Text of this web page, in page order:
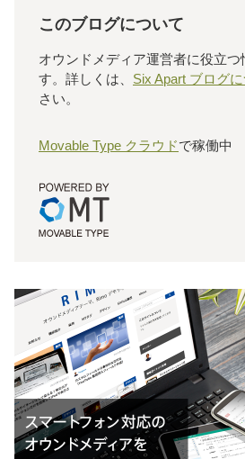
このブログについて
オウンドメディア運営者に役立つ
す。詳しくは、 Six Apart ブログ
さい。
Movable Type クラウドで稼働中